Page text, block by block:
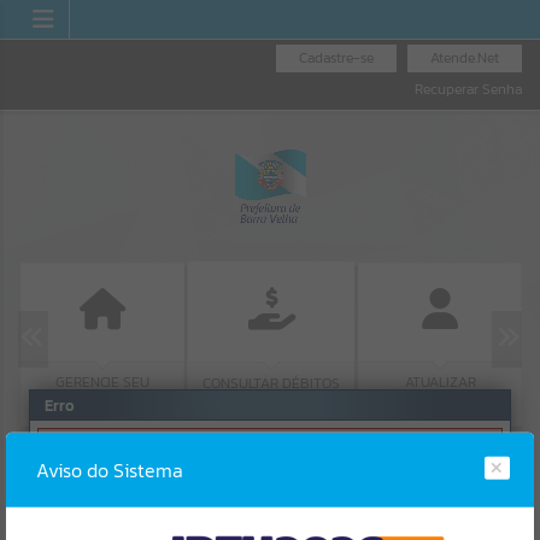
Atende.Net
Cadastre-se
Recuperar Senha
GERENCIE SEU
CONSULTAR DÉBITOS
ATUALIZAR
Aviso do Sistema
Erro
EST-000040
Ocorreu um erro de script:
Uncaught SyntaxError: Unexpected token '('